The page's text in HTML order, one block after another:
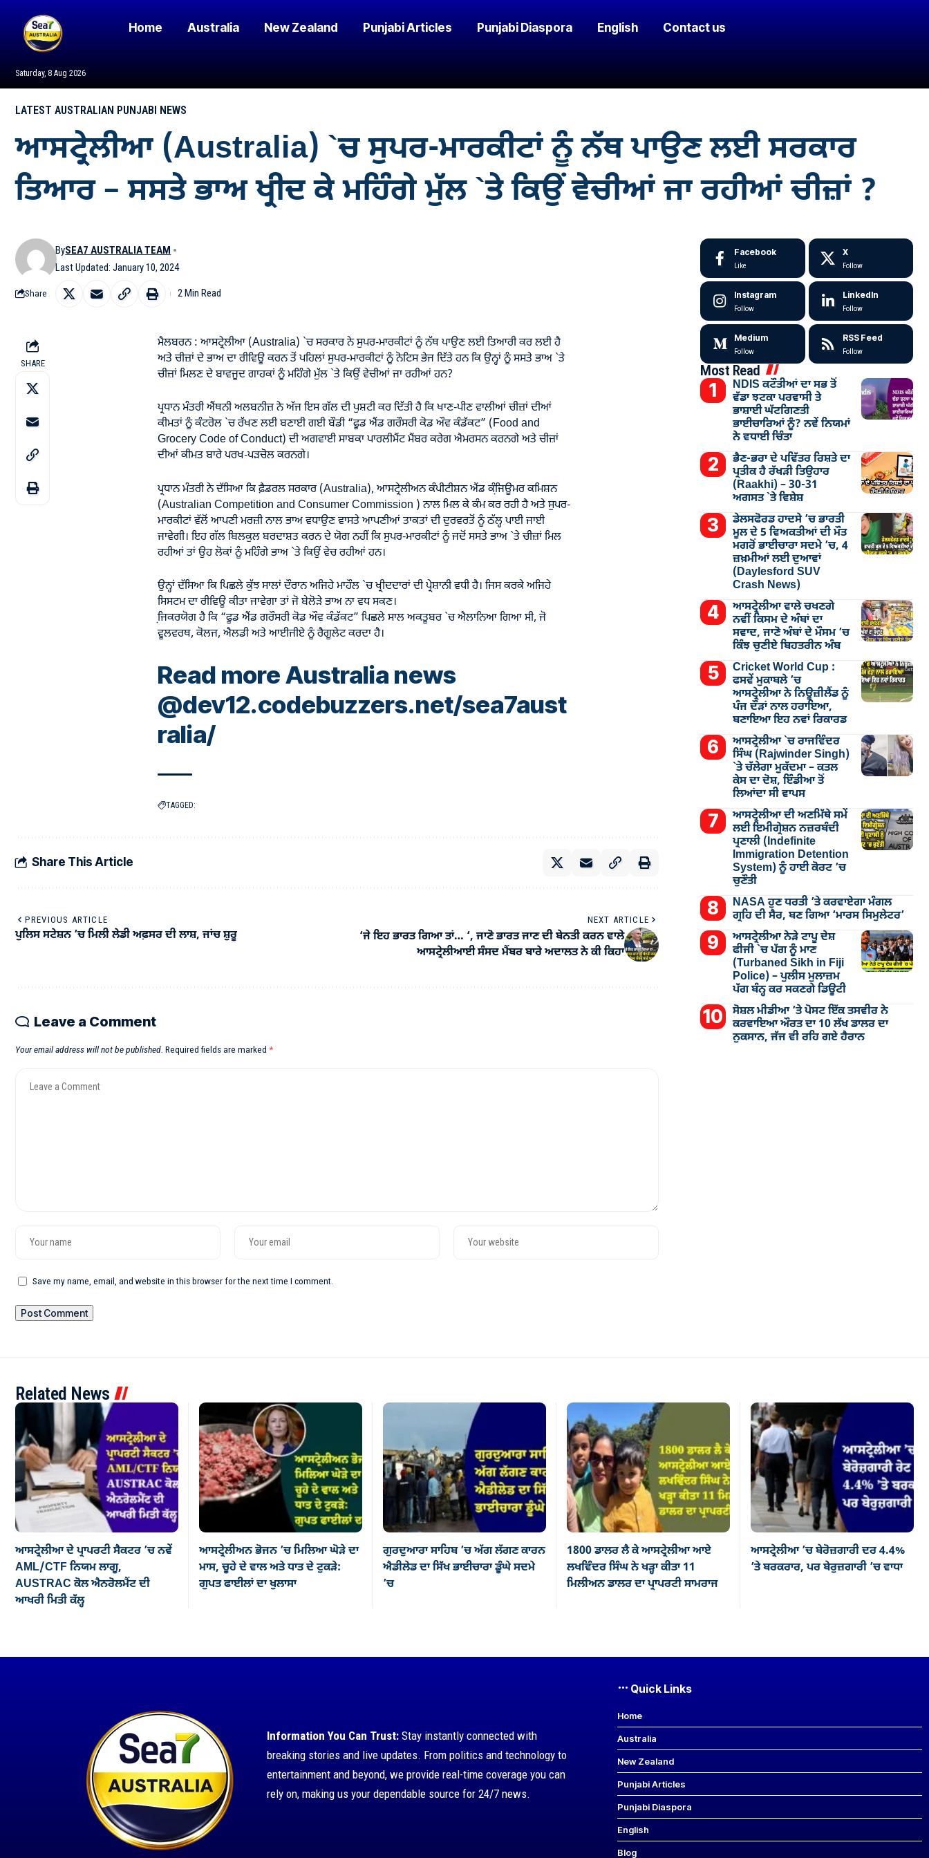
Saturday, 8 Aug 2026
Home Australia New Zealand Punjabi Articles Punjabi Diaspora English Contact us
LATEST AUSTRALIAN PUNJABI NEWS
ਆਸਟ੍ਰੇਲੀਆ (Australia) `ਚ ਸੁਪਰ-ਮਾਰਕੀਟਾਂ ਨੂੰ ਨੱਥ ਪਾਉਣ ਲਈ ਸਰਕਾਰ
ਤਿਆਰ – ਸਸਤੇ ਭਾਅ ਖ੍ਰੀਦ ਕੇ ਮਹਿੰਗੇ ਮੁੱਲ `ਤੇ ਕਿਉਂ ਵੇਚੀਆਂ ਜਾ ਰਹੀਆਂ ਚੀਜ਼ਾਂ ?
Last Updated: January 10, 2024
BySEA7 AUSTRALIA TEAM
Share 2 Min Read
SHARE
ਮੈਲਬਰਨ : ਆਸਟ੍ਰੇਲੀਆ (Australia) `ਚ ਸਰਕਾਰ ਨੇ ਸੁਪਰ-ਮਾਰਕੀਟਾਂ ਨੂੰ ਨੱਥ ਪਾਉਣ ਲਈ ਤਿਆਰੀ ਕਰ ਲਈ ਹੈ
ਅਤੇ ਚੀਜ਼ਾਂ ਦੇ ਭਾਅ ਦਾ ਰੀਵਿਊ ਕਰਨ ਤੋਂ ਪਹਿਲਾਂ ਸੁਪਰ-ਮਾਰਕੀਟਾਂ ਨੂੰ ਨੋਟਿਸ ਭੇਜ ਦਿੱਤੇ ਹਨ ਕਿ ਉਨ੍ਹਾਂ ਨੂੰ ਸਸਤੇ ਭਾਅ `ਤੇ
ਚੀਜ਼ਾਂ ਮਿਲਣ ਦੇ ਬਾਵਜੂਦ ਗਾਹਕਾਂ ਨੂੰ ਮਹਿੰਗੇ ਮੁੱਲ `ਤੇ ਕਿਉਂ ਵੇਚੀਆਂ ਜਾ ਰਹੀਆਂ ਹਨ?
ਪ੍ਰਧਾਨ ਮੰਤਰੀ ਐਂਥਨੀ ਅਲਬਨੀਜ਼ ਨੇ ਅੱਜ ਇਸ ਗੱਲ ਦੀ ਪੁਸ਼ਟੀ ਕਰ ਦਿੱਤੀ ਹੈ ਕਿ ਖਾਣ-ਪੀਣ ਵਾਲੀਆਂ ਚੀਜ਼ਾਂ ਦੀਆਂ
ਕੀਮਤਾਂ ਨੂੰ ਕੰਟਰੋਲ `ਚ ਰੱਖਣ ਲਈ ਬਣਾਈ ਗਈ ਬੌਡੀ “ਫੂਡ ਐਂਡ ਗਰੌਸਰੀ ਕੋਡ ਔਵ ਕੰਡੱਕਟ” (Food and
Grocery Code of Conduct) ਦੀ ਅਗਵਾਈ ਸਾਬਕਾ ਪਾਰਲੀਮੈਂਟ ਮੈਂਬਰ ਕਰੇਗ ਐਮਰਸਨ ਕਰਨਗੇ ਅਤੇ ਚੀਜ਼ਾਂ
ਦੀਆਂ ਕੀਮਤ ਬਾਰੇ ਪਰਖ-ਪੜਚੋਲ ਕਰਨਗੇ।
ਪ੍ਰਧਾਨ ਮੰਤਰੀ ਨੇ ਦੱਸਿਆ ਕਿ ਫ਼ੈਡਰਲ ਸਰਕਾਰ (Australia), ਆਸਟ੍ਰੇਲੀਅਨ ਕੰਪੀਟੀਸ਼ਨ ਐਂਡ ਕੰਜਿ਼ਊਮਰ ਕਮਿਸ਼ਨ
(Australian Competition and Consumer Commission ) ਨਾਲ ਮਿਲ ਕੇ ਕੰਮ ਕਰ ਰਹੀ ਹੈ ਅਤੇ ਸੁਪਰ-
ਮਾਰਕੀਟਾਂ ਵੱਲੋਂ ਆਪਣੀ ਮਰਜ਼ੀ ਨਾਲ ਭਾਅ ਵਧਾਉਣ ਵਾਸਤੇ ਆਪਣੀਆਂ ਤਾਕਤਾਂ ਦੀ ਦੁਰਵਰਤੋਂ ਨੂੰ ਠੱਲ੍ਹ ਪਾਈ ਜਾਈ
ਜਾਵੇਗੀ। ਇਹ ਗੱਲ ਬਿਲਕੁਲ ਬਰਦਾਸ਼ਤ ਕਰਨ ਦੇ ਯੋਗ ਨਹੀਂ ਕਿ ਸੁਪਰ-ਮਾਰਕੀਟਾਂ ਨੂੰ ਜਦੋਂ ਸਸਤੇ ਭਾਅ `ਤੇ ਚੀਜ਼ਾਂ ਮਿਲ
ਰਹੀਆਂ ਤਾਂ ਉਹ ਲੋਕਾਂ ਨੂੰ ਮਹਿੰਗੇ ਭਾਅ `ਤੇ ਕਿਉਂ ਵੇਚ ਰਹੀਆਂ ਹਨ।
ਉਨ੍ਹਾਂ ਦੱਸਿਆ ਕਿ ਪਿਛਲੇ ਕੁੱਝ ਸਾਲਾਂ ਦੌਰਾਨ ਅਜਿਹੇ ਮਾਹੌਲ `ਚ ਖ੍ਰੀਦਦਾਰਾਂ ਦੀ ਪ੍ਰੇਸ਼ਾਨੀ ਵਧੀ ਹੈ। ਜਿਸ ਕਰਕੇ ਅਜਿਹੇ
ਸਿਸਟਮ ਦਾ ਰੀਵਿਊ ਕੀਤਾ ਜਾਵੇਗਾ ਤਾਂ ਜੋ ਬੇਲੋੜੇ ਭਾਅ ਨਾ ਵਧ ਸਕਣ।
ਜਿ਼ਕਰਯੋਗ ਹੈ ਕਿ “ਫੂਡ ਐਂਡ ਗਰੌਸਰੀ ਕੋਡ ਔਵ ਕੰਡੱਕਟ” ਪਿਛਲੇ ਸਾਲ ਅਕਤੂਬਰ `ਚ ਐਲਾਨਿਆ ਗਿਆ ਸੀ, ਜੋ
ਵੂਲਵਰਥ, ਕੋਲਜ, ਐਲਡੀ ਅਤੇ ਆਈਜੀਏ ਨੂੰ ਰੈਗੂਲੇਟ ਕਰਦਾ ਹੈ।
Read more Australia news
@dev12.codebuzzers.net/sea7aust
ralia/
TAGGED:
Share This Article
PREVIOUS ARTICLE
ਪੁਲਿਸ ਸਟੇਸ਼ਨ ’ਚ ਮਿਲੀ ਲੇਡੀ ਅਫ਼ਸਰ ਦੀ ਲਾਸ਼, ਜਾਂਚ ਸ਼ੁਰੂ
NEXT ARTICLE
‘ਜੇ ਇਹ ਭਾਰਤ ਗਿਆ ਤਾਂ… ‘, ਜਾਣੋ ਭਾਰਤ ਜਾਣ ਦੀ ਬੇਨਤੀ ਕਰਨ ਵਾਲੇ
ਆਸਟ੍ਰੇਲੀਆਈ ਸੰਸਦ ਮੈਂਬਰ ਬਾਰੇ ਅਦਾਲਤ ਨੇ ਕੀ ਕਿਹਾ
Leave a Comment
Your email address will not be published. Required fields are marked *
Save my name, email, and website in this browser for the next time I comment.
Facebook
Like
X
Follow
Instagram
Follow
LinkedIn
Follow
Medium
Follow
RSS Feed
Follow
Most Read
NDIS ਕਟੌਤੀਆਂ ਦਾ ਸਭ ਤੋਂ
ਵੱਡਾ ਝਟਕਾ ਪਰਵਾਸੀ ਤੇ
ਭਾਸ਼ਾਈ ਘੱਟਗਿਣਤੀ
ਭਾਈਚਾਰਿਆਂ ਨੂੰ? ਨਵੇਂ ਨਿਯਮਾਂ
ਨੇ ਵਧਾਈ ਚਿੰਤਾ
ਭੈਣ-ਭਰਾ ਦੇ ਪਵਿੱਤਰ ਰਿਸ਼ਤੇ ਦਾ
ਪ੍ਰਤੀਕ ਹੈ ਰੱਖੜੀ ਤਿਉਹਾਰ
(Raakhi) – 30-31
ਅਗਸਤ `ਤੇ ਵਿਸ਼ੇਸ਼
ਡੇਲਸਫੋਰਡ ਹਾਦਸੇ ’ਚ ਭਾਰਤੀ
ਮੂਲ ਦੇ 5 ਵਿਅਕਤੀਆਂ ਦੀ ਮੌਤ
ਮਗਰੋਂ ਭਾਈਚਾਰਾ ਸਦਮੇ ’ਚ, 4
ਜ਼ਖ਼ਮੀਆਂ ਲਈ ਦੁਆਵਾਂ
(Daylesford SUV
Crash News)
ਆਸਟ੍ਰੇਲੀਆ ਵਾਲੇ ਚਖਣਗੇ
ਨਵੀਂ ਕਿਸਮ ਦੇ ਅੰਬਾਂ ਦਾ
ਸਵਾਦ, ਜਾਣੋ ਅੰਬਾਂ ਦੇ ਮੌਸਮ ’ਚ
ਕਿੰਝ ਚੁਣੀਏ ਬਿਹਤਰੀਨ ਅੰਬ
Cricket World Cup :
ਫਸਵੇਂ ਮੁਕਾਬਲੇ ’ਚ
ਆਸਟ੍ਰੇਲੀਆ ਨੇ ਨਿਊਜ਼ੀਲੈਂਡ ਨੂੰ
ਪੰਜ ਦੌੜਾਂ ਨਾਲ ਹਰਾਇਆ,
ਬਣਾਇਆ ਇਹ ਨਵਾਂ ਰਿਕਾਰਡ
ਆਸਟ੍ਰੇਲੀਆ `ਚ ਰਾਜਵਿੰਦਰ
ਸਿੰਘ (Rajwinder Singh)
`ਤੇ ਚੱਲੇਗਾ ਮੁੁਕੱਦਮਾ – ਕਤਲ
ਕੇਸ ਦਾ ਦੋਸ਼, ਇੰਡੀਆ ਤੋਂ
ਲਿਆਂਦਾ ਸੀ ਵਾਪਸ
ਆਸਟ੍ਰੇਲੀਆ ਦੀ ਅਣਮਿੱਥੇ ਸਮੇਂ
ਲਈ ਇਮੀਗ੍ਰੇਸ਼ਨ ਨਜ਼ਰਬੰਦੀ
ਪ੍ਰਣਾਲੀ (Indefinite
Immigration Detention
System) ਨੂੰ ਹਾਈ ਕੋਰਟ ’ਚ
ਚੁਣੌਤੀ
NASA ਹੁਣ ਧਰਤੀ ’ਤੇ ਕਰਵਾਏਗਾ ਮੰਗਲ
ਗ੍ਰਹਿ ਦੀ ਸੈਰ, ਬਣ ਗਿਆ ‘ਮਾਰਸ ਸਿਮੁਲੇਟਰ’
ਆਸਟ੍ਰੇਲੀਆ ਨੇੜੇ ਟਾਪੂ ਦੇਸ਼
ਫੀਜੀ `ਚ ਪੱਗ ਨੂੰ ਮਾਣ
(Turbaned Sikh in Fiji
Police) – ਪੁਲੀਸ ਮੁਲਾਜ਼ਮ
ਪੱਗ ਬੰਨ੍ਹ ਕਰ ਸਕਣਗੇ ਡਿਊਟੀ
ਸੋਸ਼ਲ ਮੀਡੀਆ ’ਤੇ ਪੋਸਟ ਇੱਕ ਤਸਵੀਰ ਨੇ
ਕਰਵਾਇਆ ਔਰਤ ਦਾ 10 ਲੱਖ ਡਾਲਰ ਦਾ
ਨੁਕਸਾਨ, ਜੱਜ ਵੀ ਰਹਿ ਗਏ ਹੈਰਾਨ
Related News
ਆਸਟ੍ਰੇਲੀਆ ਦੇ ਪ੍ਰਾਪਰਟੀ ਸੈਕਟਰ ’ਚ ਨਵੇਂ
AML/CTF ਨਿਯਮ ਲਾਗੂ,
AUSTRAC ਕੋਲ ਐਨਰੋਲਮੈਂਟ ਦੀ
ਆਖਰੀ ਮਿਤੀ ਕੱਲ੍ਹ
ਆਸਟ੍ਰੇਲੀਅਨ ਭੋਜਨ ’ਚ ਮਿਲਿਆ ਘੋੜੇ ਦਾ
ਮਾਸ, ਚੂਹੇ ਦੇ ਵਾਲ ਅਤੇ ਧਾਤ ਦੇ ਟੁਕੜੇ:
ਗੁਪਤ ਫਾਈਲਾਂ ਦਾ ਖੁਲਾਸਾ
ਗੁਰਦੁਆਰਾ ਸਾਹਿਬ ’ਚ ਅੱਗ ਲੱਗਣ ਕਾਰਨ
ਐਡੀਲੇਡ ਦਾ ਸਿੱਖ ਭਾਈਚਾਰਾ ਡੂੰਘੇ ਸਦਮੇ
’ਚ
1800 ਡਾਲਰ ਲੈ ਕੇ ਆਸਟ੍ਰੇਲੀਆ ਆਏ
ਲਖਵਿੰਦਰ ਸਿੰਘ ਨੇ ਖੜ੍ਹਾ ਕੀਤਾ 11
ਮਿਲੀਅਨ ਡਾਲਰ ਦਾ ਪ੍ਰਾਪਰਟੀ ਸਾਮਰਾਜ
ਆਸਟ੍ਰੇਲੀਆ ’ਚ ਬੇਰੋਜ਼ਗਾਰੀ ਦਰ 4.4%
’ਤੇ ਬਰਕਰਾਰ, ਪਰ ਬੇਰੁਜ਼ਗਾਰੀ ’ਚ ਵਾਧਾ
Information You Can Trust: Stay instantly connected with
breaking stories and live updates. From politics and technology to
entertainment and beyond, we provide real-time coverage you can
rely on, making us your dependable source for 24/7 news.
Quick Links
Home
Australia
New Zealand
Punjabi Articles
Punjabi Diaspora
English
Blog